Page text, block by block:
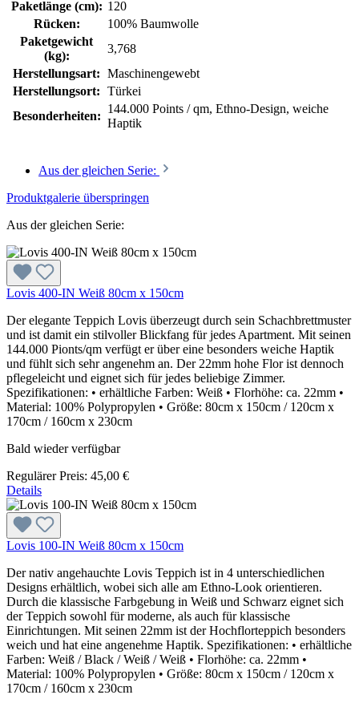
Paketlänge (cm): 120
Rücken:
100% Baumwolle
Paketgewicht
(kg):
3,768
Herstellungsart: Maschinengewebt
Herstellungsort: Türkei
Besonderheiten:
144.000 Points / qm, Ethno-Design, weiche
Haptik
Aus der gleichen Serie:
Produktgalerie überspringen
Aus der gleichen Serie:
Lovis 400-IN Weiß 80cm x 150cm
Der elegante Teppich Lovis überzeugt durch sein Schachbrettmuster
und ist damit ein stilvoller Blickfang für jedes Apartment. Mit seinen
144.000 Pionts/qm verfügt er über eine besonders weiche Haptik
und fühlt sich sehr angenehm an. Der 22mm hohe Flor ist dennoch
pflegeleicht und eignet sich für jedes beliebige Zimmer.
Spezifikationen: • erhältliche Farben: Weiß • Florhöhe: ca. 22mm •
Material: 100% Polypropylen • Größe: 80cm x 150cm / 120cm x
170cm / 160cm x 230cm
Bald wieder verfügbar
Regulärer Preis: 45,00 €
Details
Lovis 100-IN Weiß 80cm x 150cm
Der nativ angehauchte Lovis Teppich ist in 4 unterschiedlichen
Designs erhältlich, wobei sich alle am Ethno-Look orientieren.
Durch die klassische Farbgebung in Weiß und Schwarz eignet sich
der Teppich sowohl für moderne, als auch für klassische
Einrichtungen. Mit seinen 22mm ist der Hochflorteppich besonders
weich und hat eine angenehme Haptik. Spezifikationen: • erhältliche
Farben: Weiß / Black / Weiß / Weiß • Florhöhe: ca. 22mm •
Material: 100% Polypropylen • Größe: 80cm x 150cm / 120cm x
170cm / 160cm x 230cm